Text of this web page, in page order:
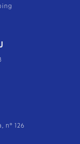
nº 126